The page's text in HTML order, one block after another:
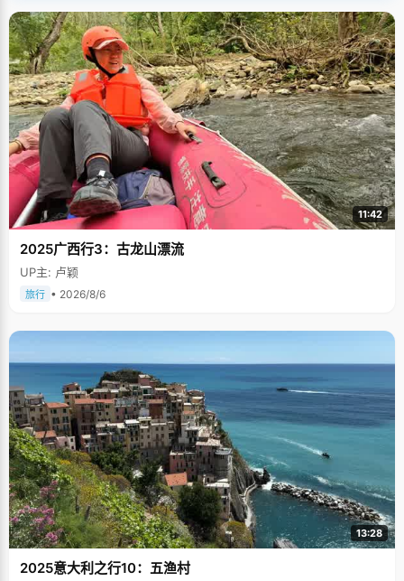
11:42
2025广西行3：古龙山漂流
UP主: 卢颖
旅行 • 2026/8/6
13:28
2025意大利之行10：五渔村